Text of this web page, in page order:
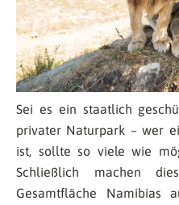
Sei es ein staatlich
privater Naturpark – wer
ist, sollte so viele wie
Schließlich machen
Gesamtfläche Namibias